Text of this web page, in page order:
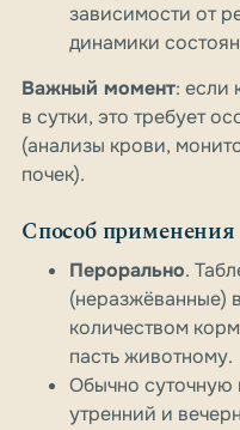
зависимости от
динамики
Важный момент: если
в сутки, это требует
(анализы крови,
почек).
Способ применения
Перорально.
(неразжёванные)
количеством
пасть животному.
Обычно суточную
утренний и